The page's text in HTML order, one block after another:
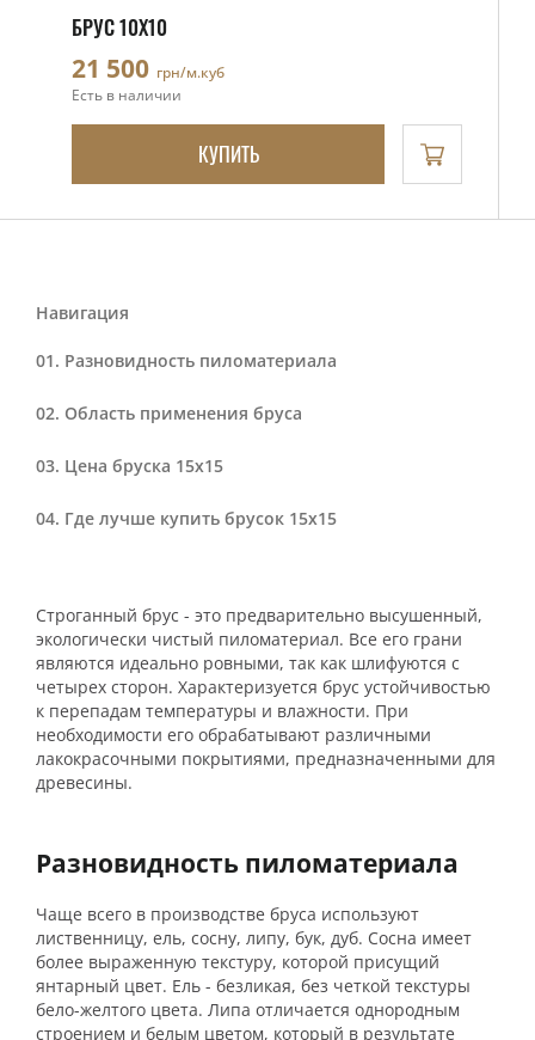
Навигация
Разновидность пиломатериала
Область применения бруса
Цена бруска 15х15
Где лучше купить брусок 15х15
Строганный брус - это предварительно высушенный,
экологически чистый пиломатериал. Все его грани
являются идеально ровными, так как шлифуются с
четырех сторон. Характеризуется брус устойчивостью
к перепадам температуры и влажности. При
необходимости его обрабатывают различными
лакокрасочными покрытиями, предназначенными для
древесины.
Разновидность пиломатериала
Чаще всего в производстве бруса используют
лиственницу, ель, сосну, липу, бук, дуб. Сосна имеет
более выраженную текстуру, которой присущий
янтарный цвет. Ель - безликая, без четкой текстуры
бело-желтого цвета. Липа отличается однородным
строением и белым цветом, который в результате
БРУС 10Х10
21 500 грн/м.куб
Есть в наличии
КУПИТЬ